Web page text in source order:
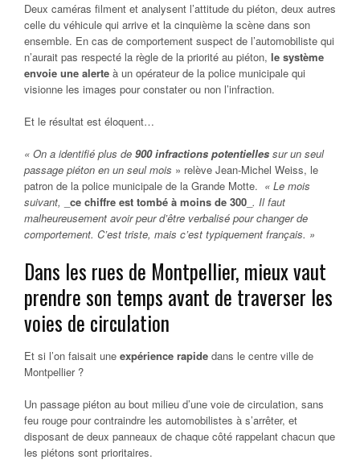
Deux caméras filment et analysent l’attitude du piéton, deux autres
celle du véhicule qui arrive et la cinquième la scène dans son
ensemble. En cas de comportement suspect de l’automobiliste qui
n’aurait pas respecté la règle de la priorité au piéton, le système
envoie une alerte à un opérateur de la police municipale qui
visionne les images pour constater ou non l’infraction.
Et le résultat est éloquent…
« On a identifié plus de 900 infractions potentielles sur un seul
passage piéton en un seul mois » relève Jean-Michel Weiss, le
patron de la police municipale de la Grande Motte. « Le mois
suivant,
ce chiffre est tombé à moins de 300 . Il faut
malheureusement avoir peur d’être verbalisé pour changer de
comportement. C’est triste, mais c’est typiquement français. »
Dans les rues de Montpellier, mieux vaut
prendre son temps avant de traverser les
voies de circulation
Et si l’on faisait une expérience rapide dans le centre ville de
Montpellier ?
Un passage piéton au bout milieu d’une voie de circulation, sans
feu rouge pour contraindre les automobilistes à s’arrêter, et
disposant de deux panneaux de chaque côté rappelant chacun que
les piétons sont prioritaires.